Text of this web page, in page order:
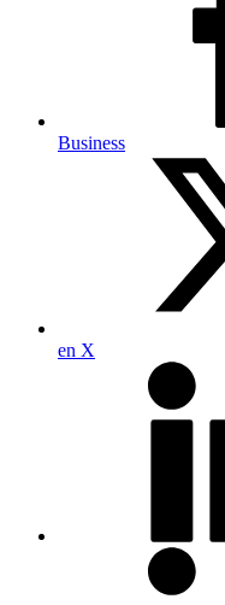
Business
en X